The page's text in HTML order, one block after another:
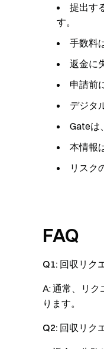
提出す
す。
手数料
返金に
申請前
デジタ
Gateは
本情報
リスク
FAQ
Q1: 回収リク
A: 通常、リ
ります。
Q2: 回収リク